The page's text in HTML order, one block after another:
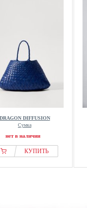
DRAGON DIFFUSION
Сумка
нет в наличии
КУПИТЬ